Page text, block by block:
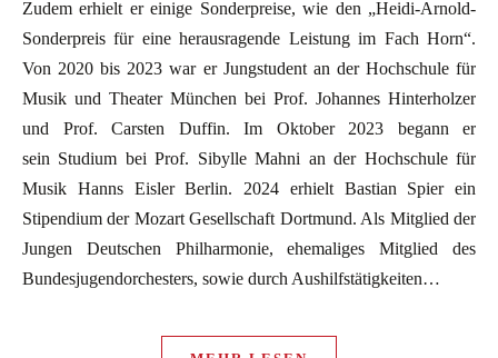
Zudem erhielt er einige Sonderpreise, wie den „Heidi-Arnold-
Sonderpreis für eine herausragende Leistung im Fach Horn“.
Von 2020 bis 2023 war er Jungstudent an der Hochschule für
Musik und Theater München bei Prof. Johannes Hinterholzer
und Prof. Carsten Duffin. Im Oktober 2023 begann er
sein Studium bei Prof. Sibylle Mahni an der Hochschule für
Musik Hanns Eisler Berlin. 2024 erhielt Bastian Spier ein
Stipendium der Mozart Gesellschaft Dortmund. Als Mitglied der
Jungen Deutschen Philharmonie, ehemaliges Mitglied des
Bundesjugendorchesters, sowie durch Aushilfstätigkeiten…